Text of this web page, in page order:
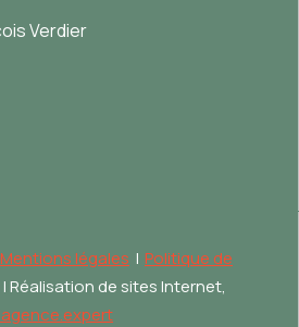
Verdier
Mentions légales | Politique de
| Réalisation de sites Internet,